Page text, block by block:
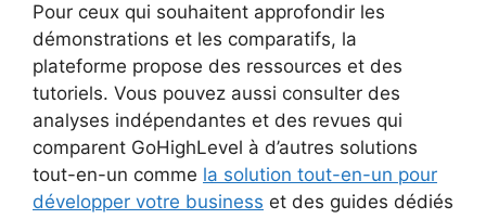
Pour ceux qui souhaitent approfondir les
démonstrations et les comparatifs, la
plateforme propose des ressources et des
tutoriels. Vous pouvez aussi consulter des
analyses indépendantes et des revues qui
comparent GoHighLevel à d’autres solutions
tout-en-un comme la solution tout-en-un pour
développer votre business et des guides dédiés